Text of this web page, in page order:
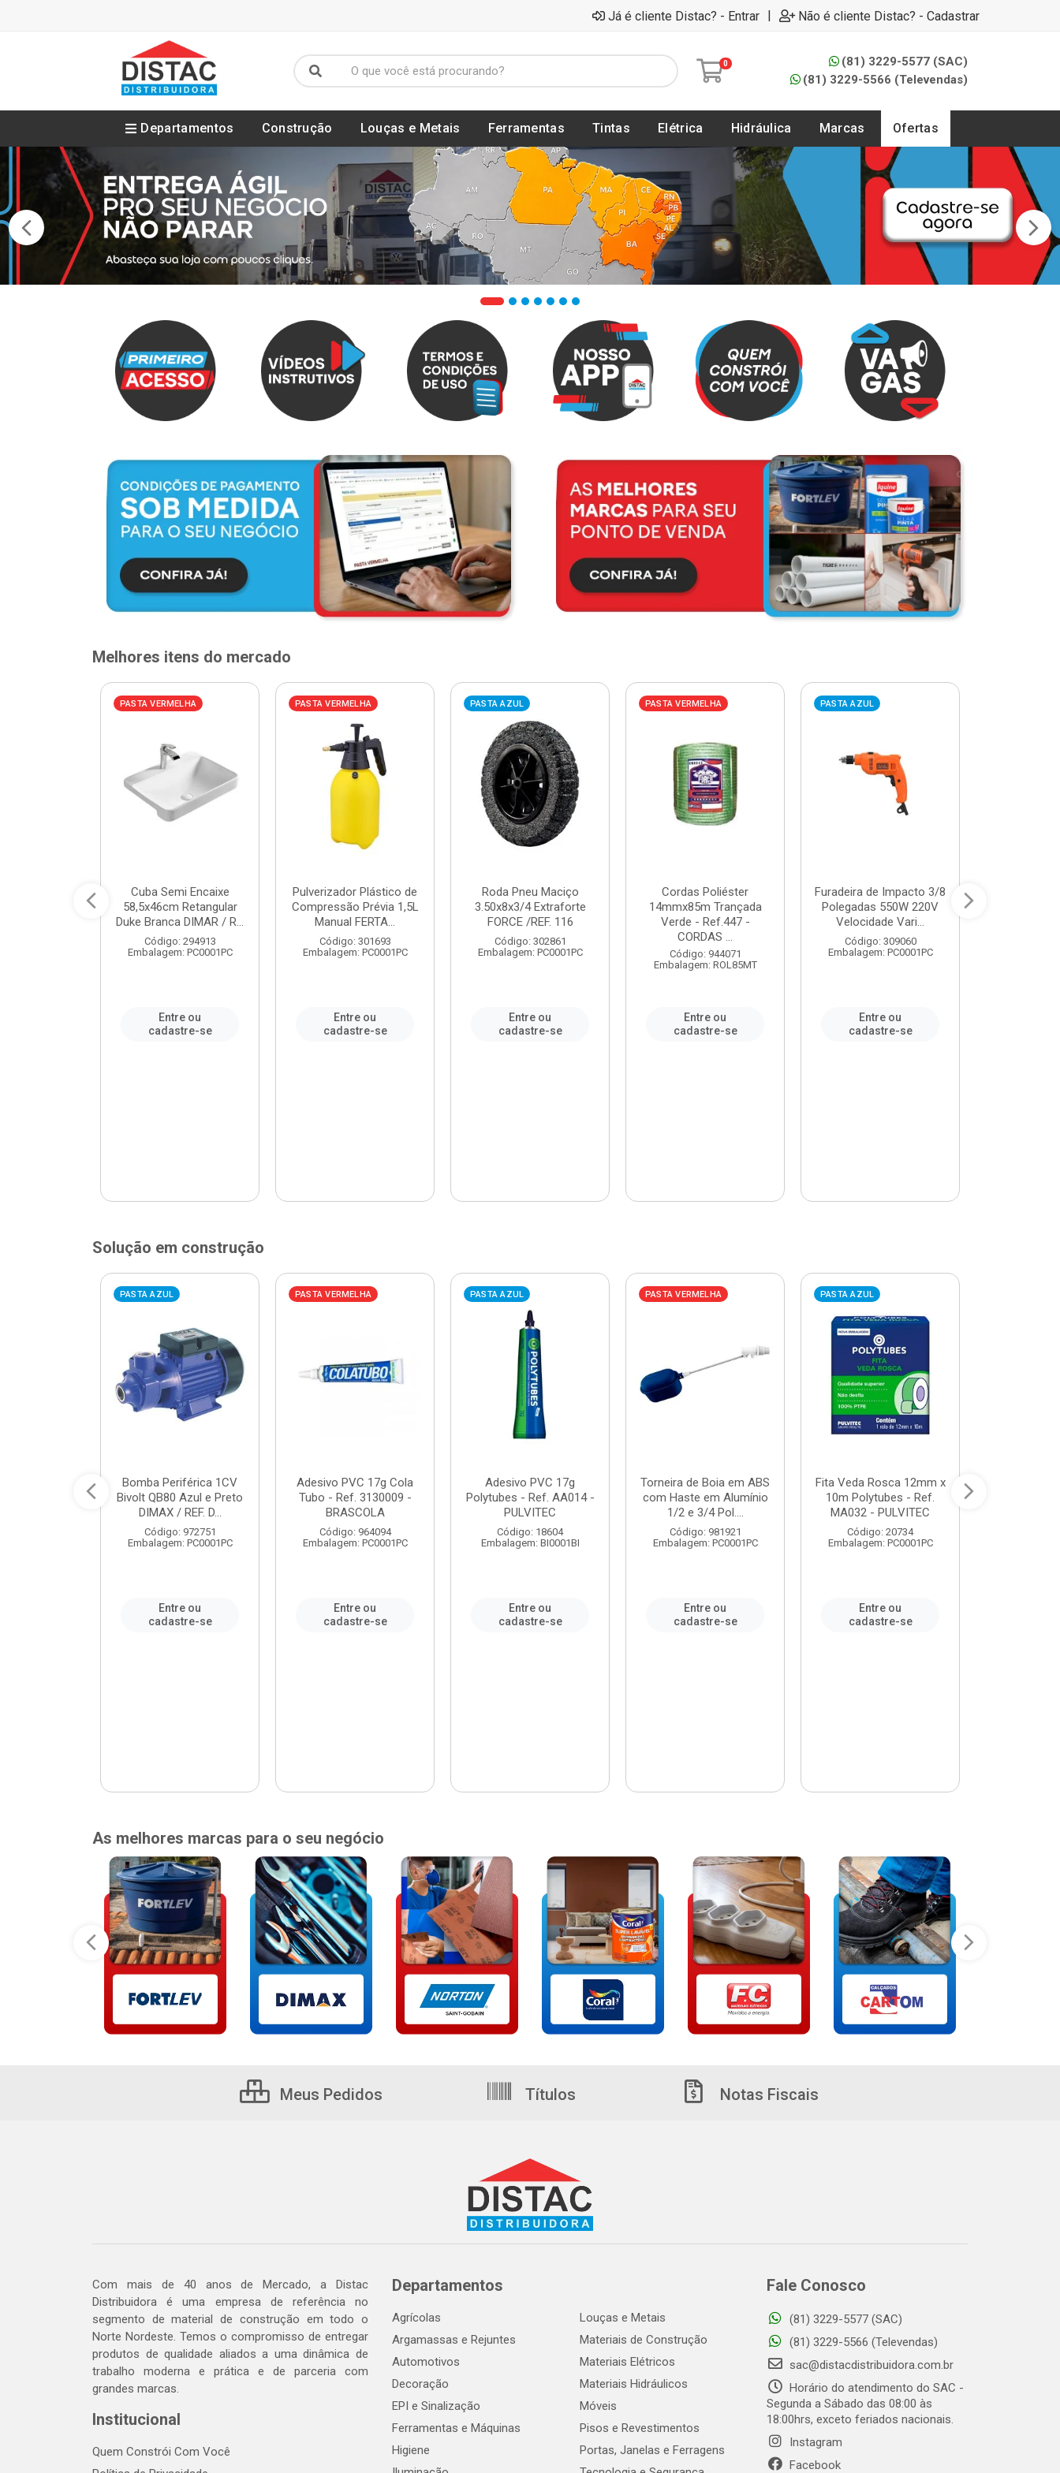
Já é cliente Distac? - Entrar | Não é cliente Distac? - Cadastrar
0
(81) 3229-5577 (SAC)
(81) 3229-5566 (Televendas)
Departamentos Construção Louças e Metais Ferramentas Tintas Elétrica Hidráulica Marcas Ofertas
Melhores itens do mercado
PASTA VERMELHA
Cuba Semi Encaixe
58,5x46cm Retangular
Duke Branca DIMAR / R...
Código: 294913
Embalagem: PC0001PC
Entre ou
cadastre-se
PASTA VERMELHA
Pulverizador Plástico de
Compressão Prévia 1,5L
Manual FERTA...
Código: 301693
Embalagem: PC0001PC
Entre ou
cadastre-se
PASTA AZUL
Roda Pneu Maciço
3.50x8x3/4 Extraforte
FORCE /REF. 116
Código: 302861
Embalagem: PC0001PC
Entre ou
cadastre-se
PASTA VERMELHA
Cordas Poliéster
14mmx85m Trançada
Verde - Ref.447 -
CORDAS ...
Código: 944071
Embalagem: ROL85MT
Entre ou
cadastre-se
PASTA AZUL
Furadeira de Impacto 3/8
Polegadas 550W 220V
Velocidade Vari...
Código: 309060
Embalagem: PC0001PC
Entre ou
cadastre-se
Solução em construção
PASTA AZUL
Bomba Periférica 1CV
Bivolt QB80 Azul e Preto
DIMAX / REF. D...
Código: 972751
Embalagem: PC0001PC
Entre ou
cadastre-se
PASTA VERMELHA
Adesivo PVC 17g Cola
Tubo - Ref. 3130009 -
BRASCOLA
Código: 964094
Embalagem: PC0001PC
Entre ou
cadastre-se
PASTA AZUL
Adesivo PVC 17g
Polytubes - Ref. AA014 -
PULVITEC
Código: 18604
Embalagem: BI0001BI
Entre ou
cadastre-se
PASTA VERMELHA
Torneira de Boia em ABS
com Haste em Alumínio
1/2 e 3/4 Pol....
Código: 981921
Embalagem: PC0001PC
Entre ou
cadastre-se
PASTA AZUL
Fita Veda Rosca 12mm x
10m Polytubes - Ref.
MA032 - PULVITEC
Código: 20734
Embalagem: PC0001PC
Entre ou
cadastre-se
As melhores marcas para o seu negócio
Meus Pedidos Títulos Notas Fiscais
Com mais de 40 anos de Mercado, a Distac
Distribuidora é uma empresa de referência no
segmento de material de construção em todo o
Norte Nordeste. Temos o compromisso de entregar
produtos de qualidade aliados a uma dinâmica de
trabalho moderna e prática e de parceria com
grandes marcas.
Institucional
Quem Constrói Com Você
Departamentos
Agrícolas
Argamassas e Rejuntes
Automotivos
Decoração
EPI e Sinalização
Ferramentas e Máquinas
Higiene
Louças e Metais
Materiais de Construção
Materiais Elétricos
Materiais Hidráulicos
Móveis
Pisos e Revestimentos
Portas, Janelas e Ferragens
Fale Conosco
(81) 3229-5577 (SAC)
(81) 3229-5566 (Televendas)
sac@distacdistribuidora.com.br
Horário do atendimento do SAC -
Segunda a Sábado das 08:00 às
18:00hrs, exceto feriados nacionais.
Instagram
Facebook